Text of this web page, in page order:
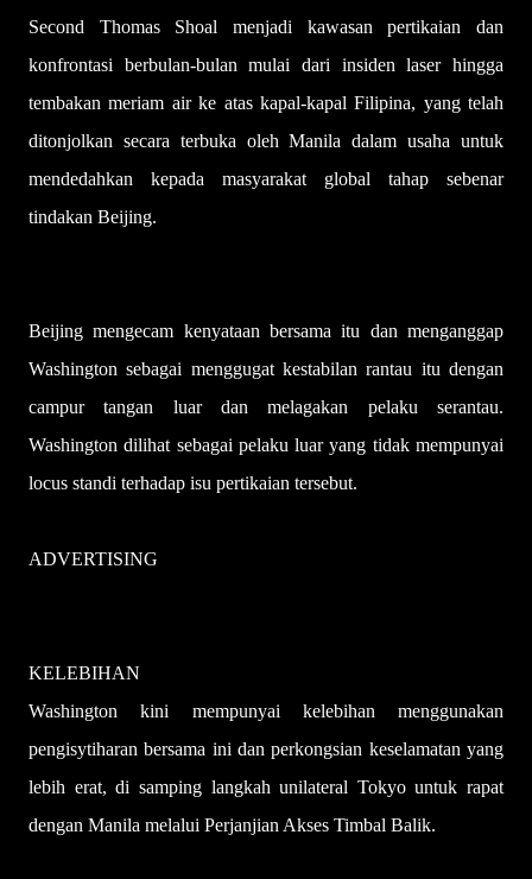
Second Thomas Shoal menjadi kawasan pertikaian dan
konfrontasi berbulan-bulan mulai dari insiden laser hingga
tembakan meriam air ke atas kapal-kapal Filipina, yang telah
ditonjolkan secara terbuka oleh Manila dalam usaha untuk
mendedahkan kepada masyarakat global tahap sebenar
tindakan Beijing.
Beijing mengecam kenyataan bersama itu dan menganggap
Washington sebagai menggugat kestabilan rantau itu dengan
campur tangan luar dan melagakan pelaku serantau.
Washington dilihat sebagai pelaku luar yang tidak mempunyai
locus standi terhadap isu pertikaian tersebut.
ADVERTISING
KELEBIHAN
Washington kini mempunyai kelebihan menggunakan
pengisytiharan bersama ini dan perkongsian keselamatan yang
lebih erat, di samping langkah unilateral Tokyo untuk rapat
dengan Manila melalui Perjanjian Akses Timbal Balik.